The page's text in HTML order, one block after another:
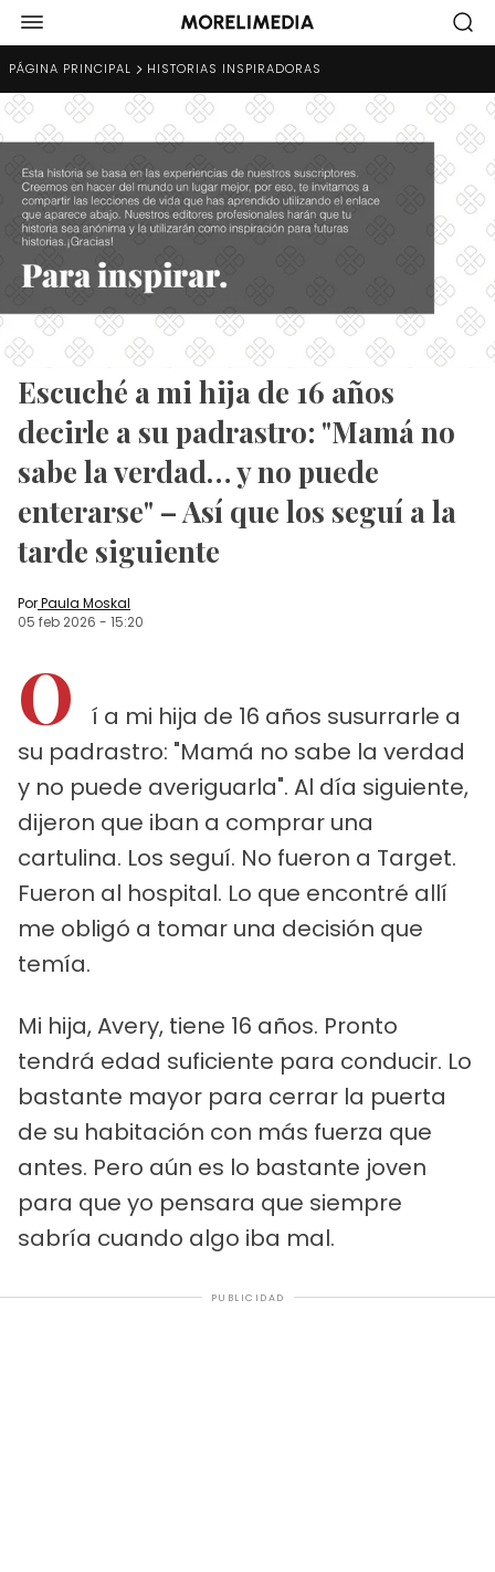
PÁGINA PRINCIPAL HISTORIAS INSPIRADORAS
Escuché a mi hija de 16 años
decirle a su padrastro: "Mamá no
sabe la verdad… y no puede
enterarse" – Así que los seguí a la
tarde siguiente
PorPaula Moskal
05 feb 2026 - 15:20
O
í a mi hija de 16 años susurrarle a
su padrastro: "Mamá no sabe la verdad
y no puede averiguarla". Al día siguiente,
dijeron que iban a comprar una
cartulina. Los seguí. No fueron a Target.
Fueron al hospital. Lo que encontré allí
me obligó a tomar una decisión que
temía.
Mi hija, Avery, tiene 16 años. Pronto
tendrá edad suficiente para conducir. Lo
bastante mayor para cerrar la puerta
de su habitación con más fuerza que
antes. Pero aún es lo bastante joven
para que yo pensara que siempre
sabría cuando algo iba mal.
PUBLICIDAD